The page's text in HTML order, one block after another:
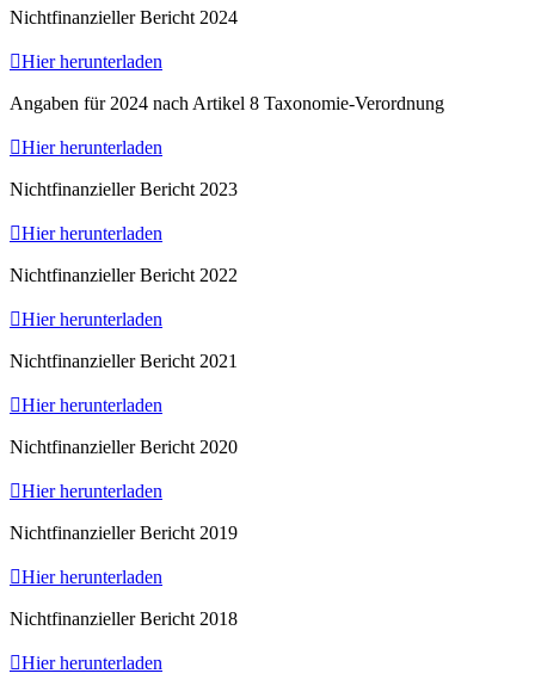
Nichtfinanzieller Bericht 2024
Hier herunterladen
Angaben für 2024 nach Artikel 8 Taxonomie-Verordnung
Hier herunterladen
Nichtfinanzieller Bericht 2023
Hier herunterladen
Nichtfinanzieller Bericht 2022
Hier herunterladen
Nichtfinanzieller Bericht 2021
Hier herunterladen
Nichtfinanzieller Bericht 2020
Hier herunterladen
Nichtfinanzieller Bericht 2019
Hier herunterladen
Nichtfinanzieller Bericht 2018
Hier herunterladen